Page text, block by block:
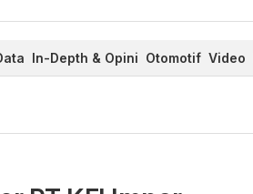
In-Depth & Opini Otomotif Video